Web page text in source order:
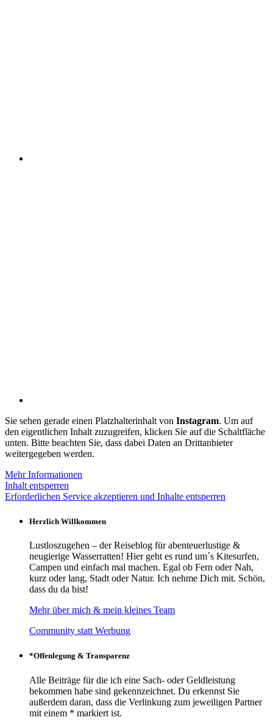
Sie sehen gerade einen Platzhalterinhalt von Instagram. Um auf
den eigentlichen Inhalt zuzugreifen, klicken Sie auf die Schaltfläche
unten. Bitte beachten Sie, dass dabei Daten an Drittanbieter
weitergegeben werden.
Mehr Informationen
Inhalt entsperren
Erforderlichen Service akzeptieren und Inhalte entsperren
Herzlich Willkommen
Lustloszugehen – der Reiseblog für abenteuerlustige &
neugierige Wasserratten! Hier geht es rund um´s Kitesurfen,
Campen und einfach mal machen. Egal ob Fern oder Nah,
kurz oder lang, Stadt oder Natur. Ich nehme Dich mit. Schön,
dass du da bist!
Mehr über mich & mein kleines Team
Community statt Werbung
*Offenlegung & Transparenz
Alle Beiträge für die ich eine Sach- oder Geldleistung
bekommen habe sind gekennzeichnet. Du erkennst Sie
außerdem daran, dass die Verlinkung zum jeweiligen Partner
mit einem * markiert ist.